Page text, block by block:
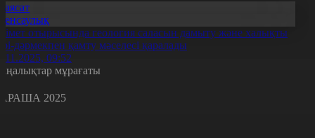
отырысында геология саласын дамыту және халықты
дәрмекпен қамту мәселесі қаралады
09:52
мұрағаты
2025